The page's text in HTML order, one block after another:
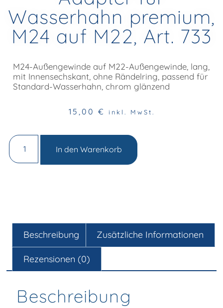
Wasserhahn premium,
M24 auf M22, Art. 733
M24-Außengewinde auf M22-Außengewinde, lang,
mit Innensechskant, ohne Rändelring, passend für
Standard-Wasserhahn, chrom glänzend
15,00 € inkl. MwSt.
In den Warenkorb
Beschreibung Zusätzliche Informationen
Rezensionen (0)
Beschreibung